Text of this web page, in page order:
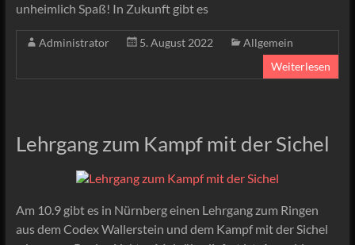
unheimlich Spaß! In Zukunft gibt es
Administrator 5. August 2022
Allgemein
Weiterlesen
Lehrgang zum Kampf mit der Sichel
Am 10.9 gibt es in Nürnberg einen Lehrgang zum Ringen
aus dem Codex Wallerstein und dem Kampf mit der Sichel